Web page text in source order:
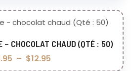
des options
– CHOCOLAT CHAUD (QTÉ : 50)
– $12.95